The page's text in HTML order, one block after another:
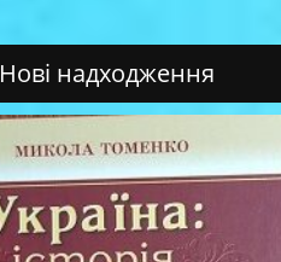
Нові надходження